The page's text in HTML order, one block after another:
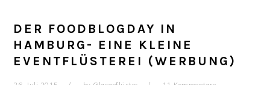
DER FOODBLOGDAY IN
HAMBURG- EINE KLEINE
EVENTFLÜSTEREI (WERBUNG)